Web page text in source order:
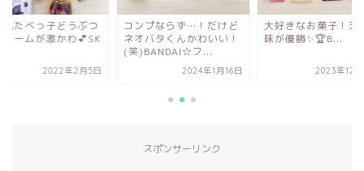
プならず…！だけど
バタくんかわいい！
2024年1月16日
大好きなお菓子！天日塩
味が優勝✨🏆B...
2023年12月23日
大人気たべっ子どう
のチャームが激かわ
2022年2
スポンサーリンク